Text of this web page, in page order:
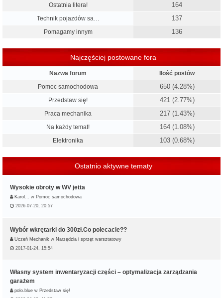
Ostatnia litera! 164
Technik pojazdów sa… 137
Pomagamy innym 136
Najczęściej postowane fora
Nazwa forum
Ilość postów
Pomoc samochodowa
650 (4.28%)
Przedstaw się! 421 (2.77%)
Praca mechanika 217 (1.43%)
Na każdy temat! 164 (1.08%)
Elektronika 103 (0.68%)
Ostatnio aktywne tematy
Wysokie obroty w WV jetta
Karol… w Pomoc samochodowa
2026-07-20, 20:57
Wybór wkrętarki do 300zł.Co polecacie??
Uczeń Mechanik w Narzędzia i sprzęt warsztatowy
2017-01-24, 15:54
Własny system inwentaryzacji części – optymalizacja zarządzania
garażem
polo.blue w Przedstaw się!